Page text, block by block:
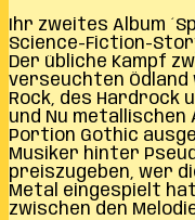
Ihr zweites Album
Science-Fiction-
Der übliche Kampf
verseuchten Ödland
Rock, des Hardrock
und Nu
Portion Gothic
Musiker hinter
preiszugeben, wer
Metal eingespielt
zwischen den